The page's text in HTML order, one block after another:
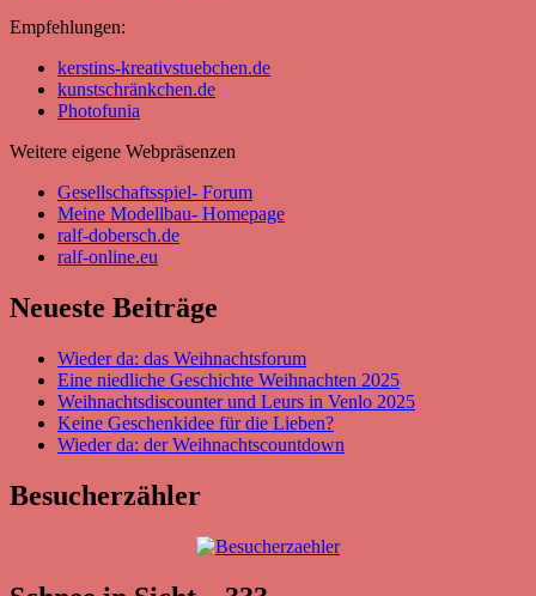
Empfehlungen:
kerstins-kreativstuebchen.de
kunstschränkchen.de
Photofunia
Weitere eigene Webpräsenzen
Gesellschaftsspiel- Forum
Meine Modellbau- Homepage
ralf-dobersch.de
ralf-online.eu
Neueste Beiträge
Wieder da: das Weihnachtsforum
Eine niedliche Geschichte Weihnachten 2025
Weihnachtsdiscounter und Leurs in Venlo 2025
Keine Geschenkidee für die Lieben?
Wieder da: der Weihnachtscountdown
Besucherzähler